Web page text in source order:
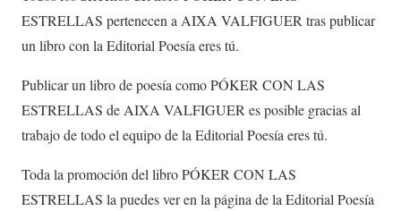
ESTRELLAS pertenecen a AIXA VALFIGUER tras publicar
un libro con la Editorial Poesía eres tú.
Publicar un libro de poesía como PÓKER CON LAS
ESTRELLAS de AIXA VALFIGUER es posible gracias al
trabajo de todo el equipo de la Editorial Poesía eres tú.
Toda la promoción del libro PÓKER CON LAS
ESTRELLAS la puedes ver en la página de la Editorial Poesía